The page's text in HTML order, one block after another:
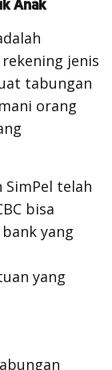
Anak
jenis
tabungan
orang
telah
bisa
yang
yang